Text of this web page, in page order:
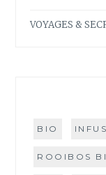
VOYAGES &
BIO
ROOIBOS